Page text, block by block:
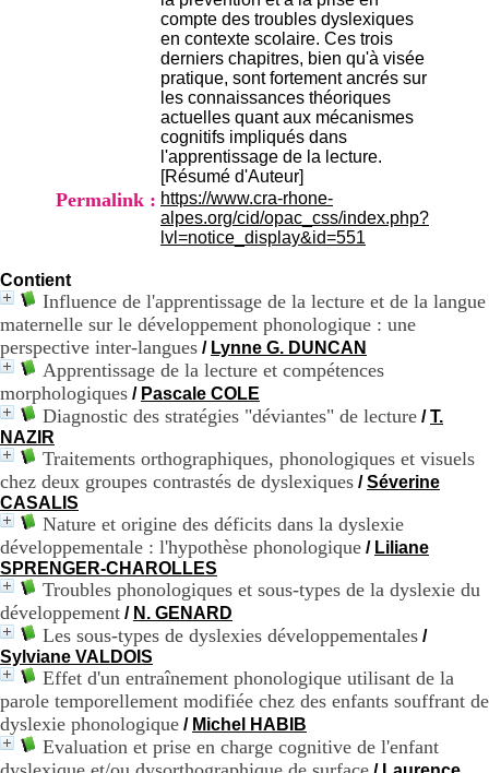
compte des troubles dyslexiques
en contexte scolaire. Ces trois
derniers chapitres, bien qu'à visée
pratique, sont fortement ancrés sur
les connaissances théoriques
actuelles quant aux mécanismes
cognitifs impliqués dans
l'apprentissage de la lecture.
[Résumé d'Auteur]
Permalink : https://www.cra-rhone-
alpes.org/cid/opac_css/index.php?
lvl=notice_display&id=551
Contient
Influence de l'apprentissage de la lecture et de la langue
maternelle sur le développement phonologique : une
perspective inter-langues / Lynne G. DUNCAN
Apprentissage de la lecture et compétences
morphologiques / Pascale COLE
Diagnostic des stratégies "déviantes" de lecture /T.
NAZIR
Traitements orthographiques, phonologiques et visuels
chez deux groupes contrastés de dyslexiques /Séverine
CASALIS
Nature et origine des déficits dans la dyslexie
développementale : l'hypothèse phonologique / Liliane
SPRENGER-CHAROLLES
Troubles phonologiques et sous-types de la dyslexie du
développement / N. GENARD
Les sous-types de dyslexies développementales /
Sylviane VALDOIS
Effet d'un entraînement phonologique utilisant de la
parole temporellement modifiée chez des enfants souffrant de
dyslexie phonologique / Michel HABIB
Evaluation et prise en charge cognitive de l'enfant
i
n
e
l
F
-
6
9
6
7
7
B
R
H
o
a
i
r
e
:
L
d
i
a
u
V
e
d
e
d
i